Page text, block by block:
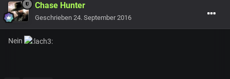
Chase Hunter
Geschrieben 24. September 2016
Nein